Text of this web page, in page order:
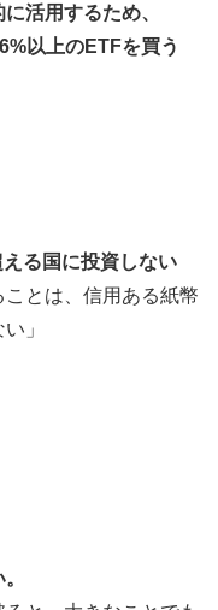
活用するため、
以上のETFを買う
る国に投資しない
とは、信用ある紙幣
」